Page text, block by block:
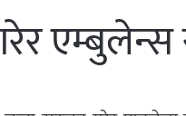
एम्बुलेन्स